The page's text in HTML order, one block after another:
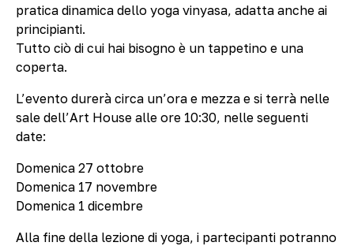
pratica dinamica dello yoga vinyasa, adatta anche ai
principianti.
Tutto ciò di cui hai bisogno è un tappetino e una
coperta.
L’evento durerà circa un’ora e mezza e si terrà nelle
sale dell’Art House alle ore 10:30, nelle seguenti
date:
Domenica 27 ottobre
Domenica 17 novembre
Domenica 1 dicembre
Alla fine della lezione di yoga, i partecipanti potranno